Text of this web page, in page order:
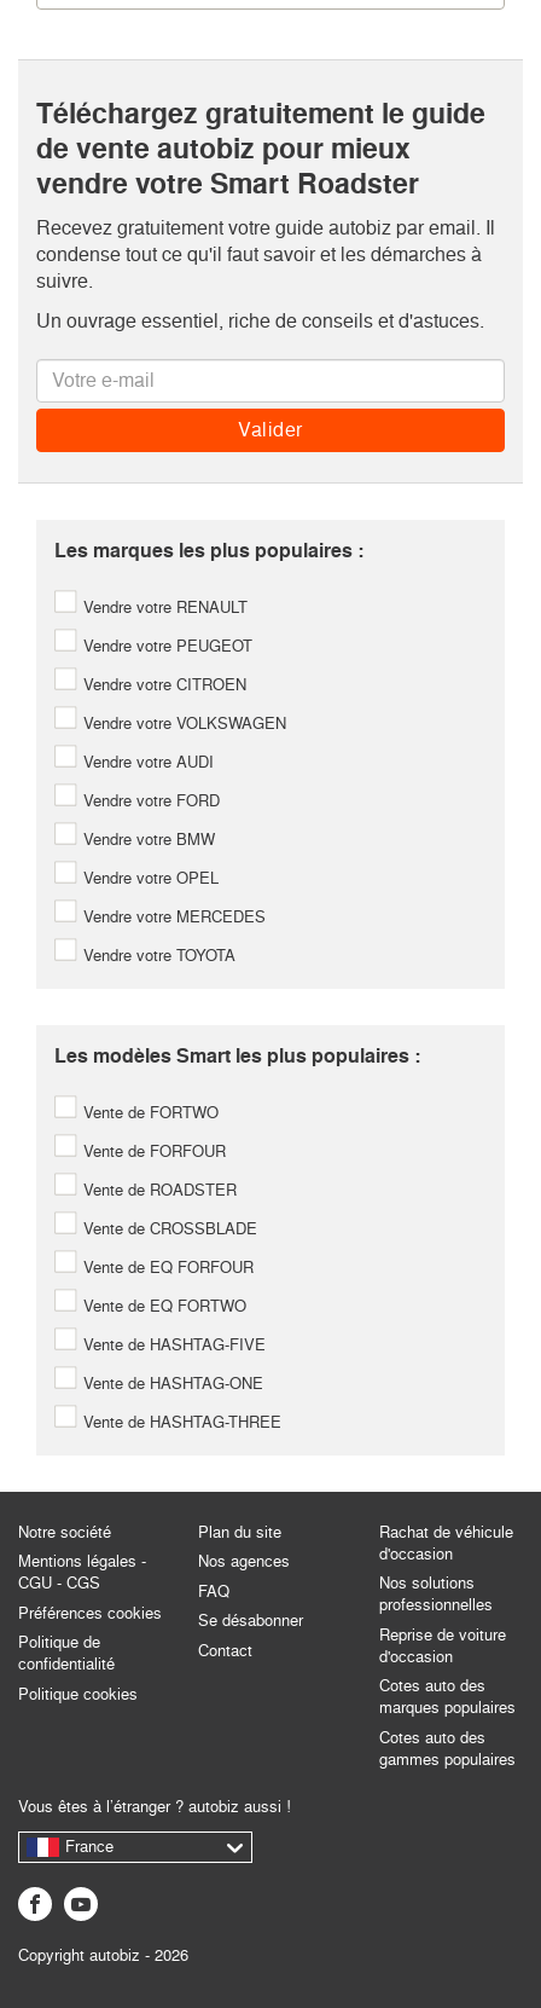
Téléchargez gratuitement le guide
de vente autobiz pour mieux
vendre votre Smart Roadster
Recevez gratuitement votre guide autobiz par email. Il
condense tout ce qu'il faut savoir et les démarches à
suivre.
Un ouvrage essentiel, riche de conseils et d'astuces.
Les marques les plus populaires :
Vendre votre RENAULT
Vendre votre PEUGEOT
Vendre votre CITROEN
Vendre votre VOLKSWAGEN
Vendre votre AUDI
Vendre votre FORD
Vendre votre BMW
Vendre votre OPEL
Vendre votre MERCEDES
Vendre votre TOYOTA
Les modèles Smart les plus populaires :
Vente de FORTWO
Vente de FORFOUR
Vente de ROADSTER
Vente de CROSSBLADE
Vente de EQ FORFOUR
Vente de EQ FORTWO
Vente de HASHTAG-FIVE
Vente de HASHTAG-ONE
Vente de HASHTAG-THREE
Notre société
Mentions légales -
CGU - CGS
Préférences cookies
Politique de
confidentialité
Politique cookies
Plan du site
Nos agences
FAQ
Se désabonner
Contact
Rachat de véhicule
d'occasion
Nos solutions
professionnelles
Reprise de voiture
d'occasion
Cotes auto des
marques populaires
Cotes auto des
gammes populaires
Vous êtes à l’étranger ? autobiz aussi !
France
Copyright autobiz - 2026